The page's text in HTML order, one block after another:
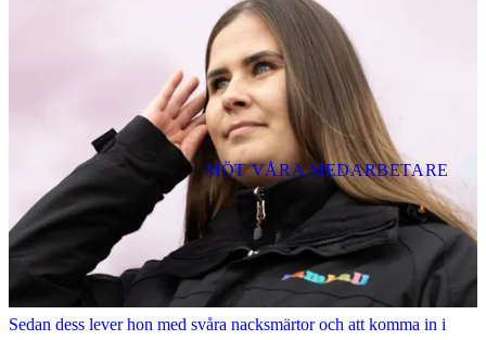
MÖT VÅRA MEDARBETARE
Jobbet ger mig något annat än smärtan att tänka på
En krock förändrade livet för Monika Marjasiewicz i sena tonåren.
Sedan dess lever hon med svåra nacksmärtor och att komma in i